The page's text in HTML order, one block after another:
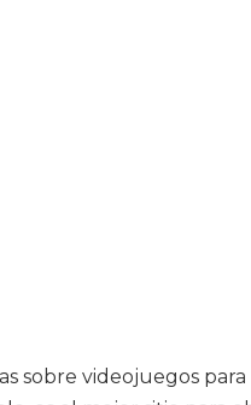
sobre videojuegos